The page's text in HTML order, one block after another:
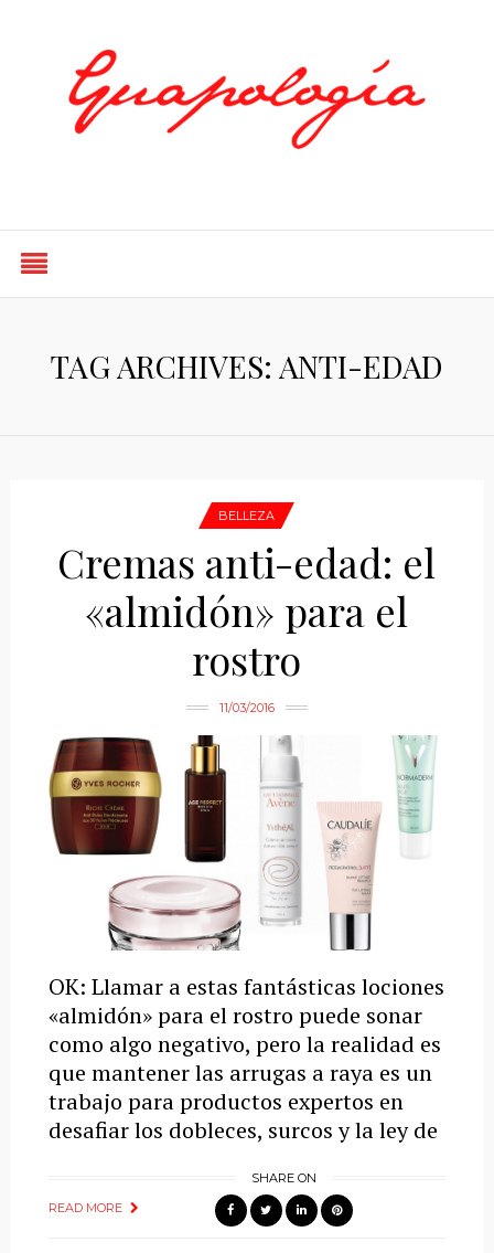
TAG ARCHIVES: ANTI-EDAD
BELLEZA
Cremas anti-edad: el
«almidón» para el
rostro
11/03/2016
OK: Llamar a estas fantásticas lociones
«almidón» para el rostro puede sonar
como algo negativo, pero la realidad es
que mantener las arrugas a raya es un
trabajo para productos expertos en
desafiar los dobleces, surcos y la ley de
READ MORE
SHARE ON